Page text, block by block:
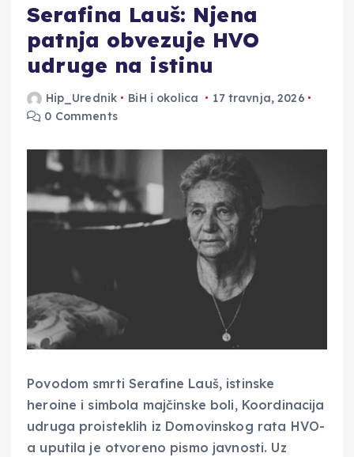
Serafina Lauš: Njena
patnja obvezuje HVO
udruge na istinu
Hip_Urednik BiH i okolica
17 travnja, 2026
0 Comments
Povodom smrti Serafine Lauš, istinske
heroine i simbola majčinske boli, Koordinacija
udruga proisteklih iz Domovinskog rata HVO-
a uputila je otvoreno pismo javnosti. Uz